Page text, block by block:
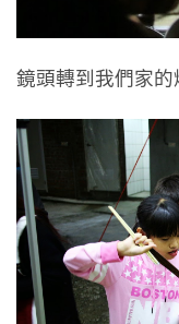
鏡頭轉到我們家的